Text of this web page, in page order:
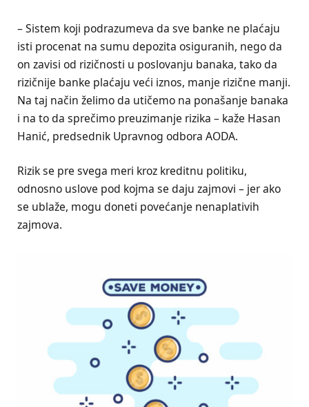
– Sistem koji podrazumeva da sve banke ne plaćaju
isti procenat na sumu depozita osiguranih, nego da
on zavisi od rizičnosti u poslovanju banaka, tako da
rizičnije banke plaćaju veći iznos, manje rizične manji.
Na taj način želimo da utičemo na ponašanje banaka
i na to da sprečimo preuzimanje rizika – kaže Hasan
Hanić, predsednik Upravnog odbora AODA.
Rizik se pre svega meri kroz kreditnu politiku,
odnosno uslove pod kojma se daju zajmovi – jer ako
se ublaže, mogu doneti povećanje nenaplativih
zajmova.